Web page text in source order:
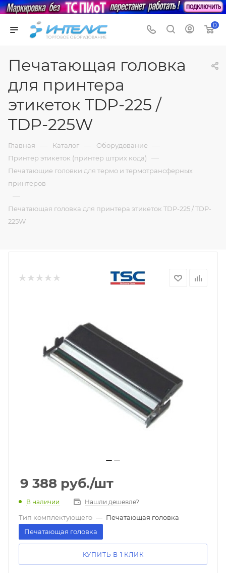
0
Печатающая головка
для принтера
этикеток TDP-225 /
TDP-225W
Главная — Каталог — Оборудование —
Принтер этикеток (принтер штрих кода) —
Печатающие головки для термо и термотрансферных
принтеров
—
Печатающая головка для принтера этикеток TDP-225 / TDP-
225W
9 388 руб./шт
В наличии Нашли дешевле?
Тип комплектующего — Печатающая головка
Печатающая головка
КУПИТЬ В 1 КЛИК